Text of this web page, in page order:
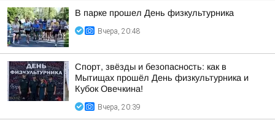
В парке прошел День физкультурника
Вчера, 20:48
Спорт, звёзды и безопасность: как в
Мытищах прошёл День физкультурника и
Кубок Овечкина!
Вчера, 20:39